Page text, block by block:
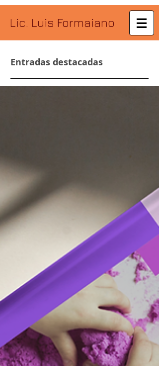
Lic. Luis Formaiano
Entradas destacadas